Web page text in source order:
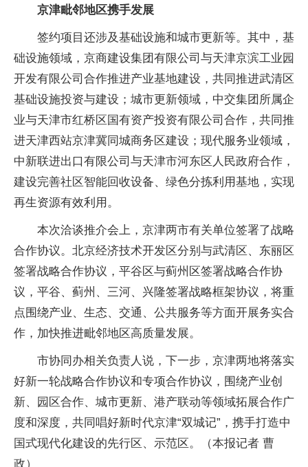
京津毗邻地区携手发展
签约项目还涉及基础设施和城市更新等。其中，基
础设施领域，京商建设集团有限公司与天津京滨工业园
开发有限公司合作推进产业基地建设，共同推进武清区
基础设施投资与建设；城市更新领域，中交集团所属企
业与天津市红桥区国有资产投资有限公司合作，共同推
进天津西站京津冀同城商务区建设；现代服务业领域，
中新联进出口有限公司与天津市河东区人民政府合作，
建设完善社区智能回收设备、绿色分拣利用基地，实现
再生资源有效利用。
本次洽谈推介会上，京津两市有关单位签署了战略
合作协议。北京经济技术开发区分别与武清区、东丽区
签署战略合作协议，平谷区与蓟州区签署战略合作协
议，平谷、蓟州、三河、兴隆签署战略框架协议，将重
点围绕产业、生态、交通、公共服务等方面开展务实合
作，加快推进毗邻地区高质量发展。
市协同办相关负责人说，下一步，京津两地将落实
好新一轮战略合作协议和专项合作协议，围绕产业创
新、园区合作、城市更新、港产联动等领域拓展合作广
度和深度，共同唱好新时代京津“双城记”，携手打造中
国式现代化建设的先行区、示范区。（本报记者 曹
政）